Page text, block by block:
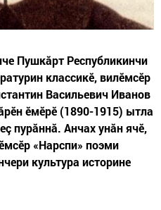
Пушкăрт Республикинчи
классикӗ, вилӗмсӗр
Васильевич Иванов
ĕмĕрĕ (1890-1915) ытла
пурăннă. Анчах унăн ячĕ,
«Нарспи» поэми
культура историне